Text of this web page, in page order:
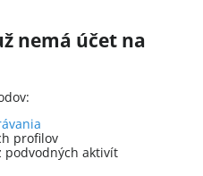
nemá účet na
profilov
podvodných aktivít